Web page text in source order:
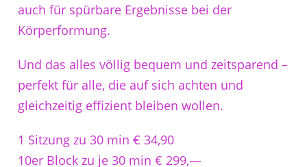
auch für spürbare Ergebnisse bei der
Körperformung.
Und das alles völlig bequem und zeitsparend –
perfekt für alle, die auf sich achten und
gleichzeitig effizient bleiben wollen.
1 Sitzung zu 30 min € 34,90
10er Block zu je 30 min € 299,—